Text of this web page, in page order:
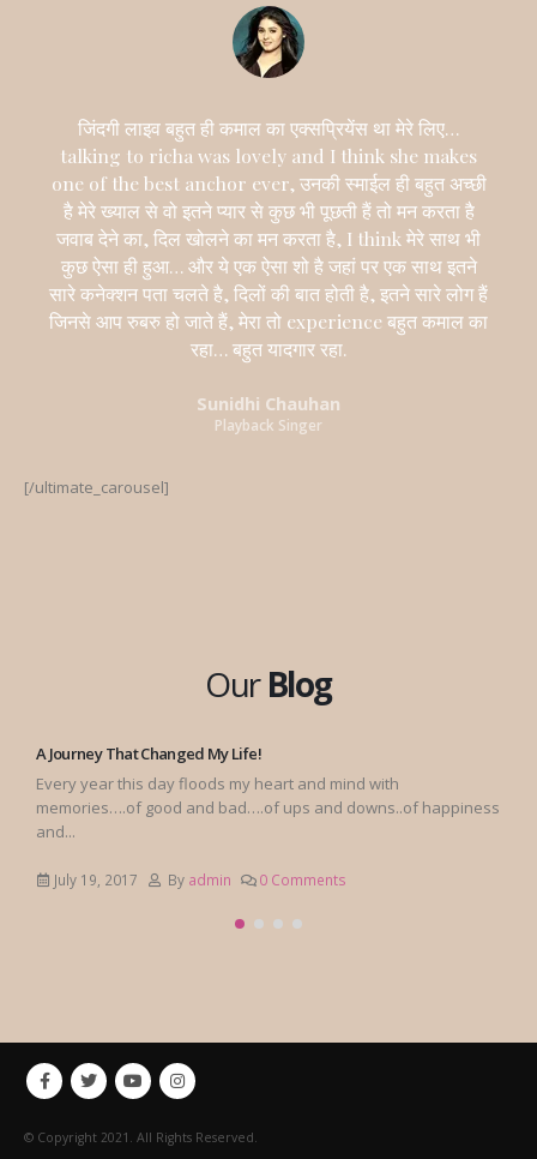
जिंदगी लाइव बहुत ही कमाल का एक्सप्रियेंस था मेरे लिए…
talking to richa was lovely and I think she makes
one of the best anchor ever, उनकी स्माईल ही बहुत अच्छी
है मेरे ख्याल से वो इतने प्यार से कुछ भी पूछती हैं तो मन करता है
जवाब देने का, दिल खोलने का मन करता है, I think मेरे साथ भी
कुछ ऐसा ही हुआ… और ये एक ऐसा शो है जहां पर एक साथ इतने
सारे कनेक्शन पता चलते है, दिलों की बात होती है, इतने सारे लोग हैं
जिनसे आप रुबरु हो जाते हैं, मेरा तो experience बहुत कमाल का
रहा… बहुत यादगार रहा.
Sunidhi Chauhan
Playback Singer
[/ultimate_carousel]
OurBlog
Hawa Hawaai – A MUST watch film…
“चूल्हे के अंगारे जैसे पहले तड़पाते हाथों को.. तब नसीब रोटी होती है जीवन सार यही है
मनवा तू कर, मत डर… अंगारों...